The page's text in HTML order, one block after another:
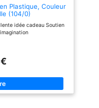
Plastique, Couleur
(104/0)
idée cadeau Soutien